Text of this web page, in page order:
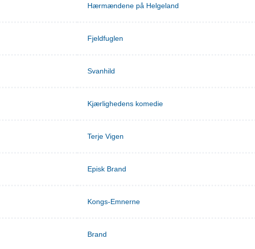
Hærmændene på Helgeland
Fjeldfuglen
Svanhild
Kjærlighedens komedie
Terje Vigen
Episk Brand
Kongs-Emnerne
Brand